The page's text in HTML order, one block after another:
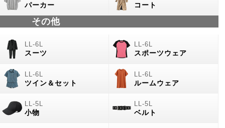
パーカー コート
その他
スーツ スポーツウェア
ツイン＆セット ルームウェア
小物 ベルト